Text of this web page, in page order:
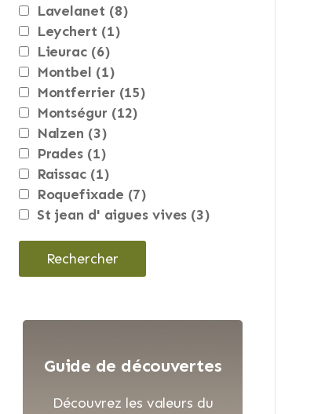
lavelanet (8)
leychert (1)
lieurac (6)
montbel (1)
montferrier (15)
montségur (12)
nalzen (3)
prades (1)
raissac (1)
roquefixade (7)
st jean d' aigues vives (3)
Guide de découvertes
Découvrez les valeurs du